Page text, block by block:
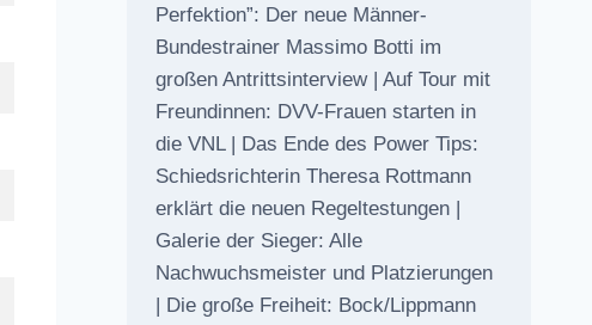
Perfektion”: Der neue Männer-
Bundestrainer Massimo Botti im
großen Antrittsinterview | Auf Tour mit
Freundinnen: DVV-Frauen starten in
die VNL | Das Ende des Power Tips:
Schiedsrichterin Theresa Rottmann
erklärt die neuen Regeltestungen |
Galerie der Sieger: Alle
Nachwuchsmeister und Platzierungen
| Die große Freiheit: Bock/Lippmann